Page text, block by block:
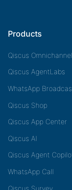
Products
Qiscus
Qiscus AgentLabs
WhatsApp
Qiscus Shop
Qiscus App Center
Qiscus AI
Qiscus Agent
WhatsApp Call
Qiscus Survey